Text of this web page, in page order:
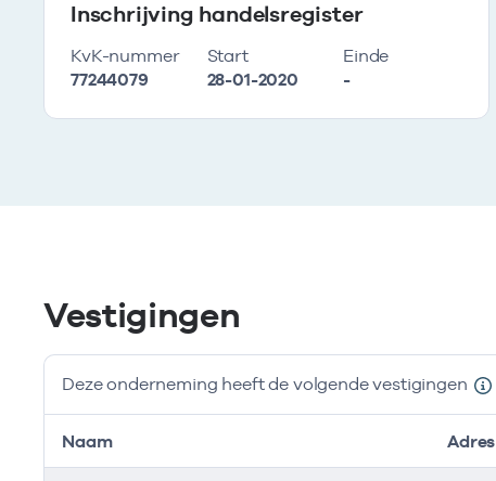
Inschrijving handelsregister
KvK-nummer
77244079
Start
28-01-2020
Einde
-
Vestigingen
Deze onderneming heeft de volgende vestigingen
Naam Adres